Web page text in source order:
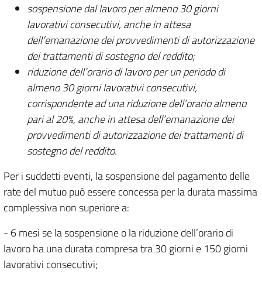
sospensione dal lavoro per almeno 30 giorni
lavorativi consecutivi, anche in attesa
dell’emanazione dei provvedimenti di autorizzazione
dei trattamenti di sostegno del reddito;
riduzione dell’orario di lavoro per un periodo di
almeno 30 giorni lavorativi consecutivi,
corrispondente ad una riduzione dell’orario almeno
pari al 20%, anche in attesa dell’emanazione dei
provvedimenti di autorizzazione dei trattamenti di
sostegno del reddito.
Per i suddetti eventi, la sospensione del pagamento delle
rate del mutuo può essere concessa per la durata massima
complessiva non superiore a:
- 6 mesi se la sospensione o la riduzione dell’orario di
lavoro ha una durata compresa tra 30 giorni e 150 giorni
lavorativi consecutivi;